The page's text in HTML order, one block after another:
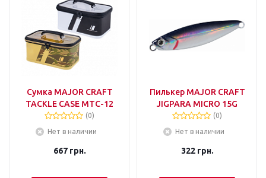
Сумка MAJOR CRAFT
TACKLE CASE MTC-12
(0)
Нет в наличии
667грн.
Пилькер MAJOR CRAFT
JIGPARA MICRO 15G
(0)
Нет в наличии
322грн.